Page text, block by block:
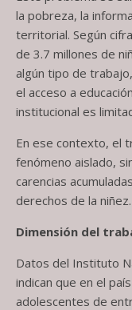
la pobreza, la
territorial. Según
de 3.7 millones de
algún tipo de
el acceso a
institucional es
En ese contexto, el
fenómeno aislado,
carencias
derechos de la niñez.
Dimensión del
Datos del Instituto
indican que en el
adolescentes de